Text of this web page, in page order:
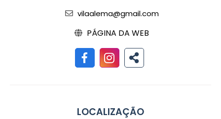
vilaalema@gmail.com
PÁGINA DA WEB
LOCALIZAÇÃO